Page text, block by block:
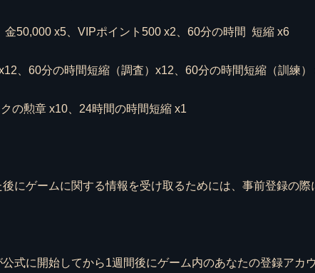
50,000 x5、VIPポイント500 x2、60分の時間 短縮 x6
、60分の時間短縮（調査）x12、60分の時間短縮（訓練）
の勲章 x10、24時間の時間短縮 x1
にゲームに関する情報を受け取るためには、事前登録の際
式に開始してから1週間後にゲーム内のあなたの登録アカ